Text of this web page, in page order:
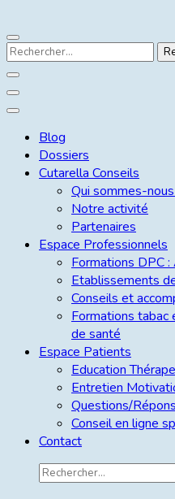
Blog
Dossiers
Cutarella Conseils
Qui sommes-
Notre activité
Partenaires
Espace Professionnels
Formations DPC
Etablissements
Conseils et
Formations
de santé
Espace Patients
Education
Entretien
Questions/
Conseil en ligne
Contact